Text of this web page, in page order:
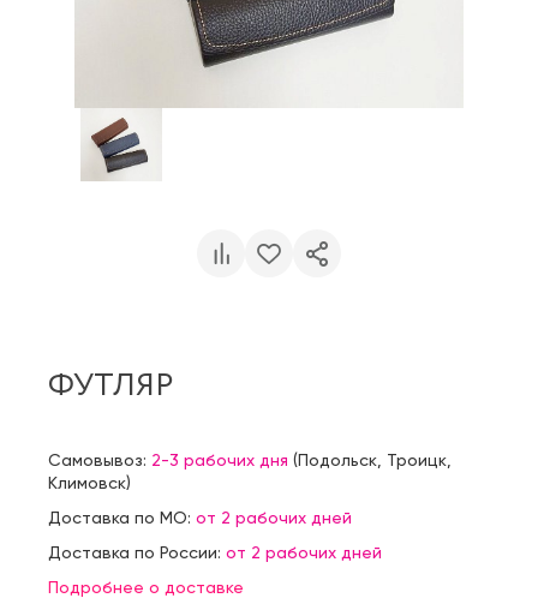
ФУТЛЯР
Самовывоз: 2-3 рабочих дня (Подольск Троицк
Климовск)
Доставка по МО: от 2 рабочих дней
Доставка по России: от 2 рабочих дней
Подробнее о доставке